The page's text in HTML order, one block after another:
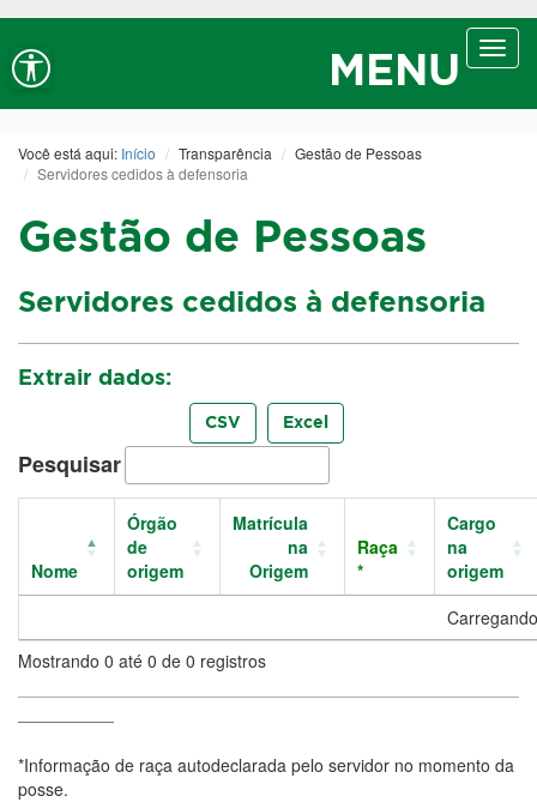
Ir ao conteúdo Alt+1 Ir ao menu Alt+2 Ir à busca Alt+3
A-
MENU
Você está aqui: Início Transparência
Gestão de Pessoas
Servidores cedidos à defensoria
Gestão de Pessoas
Servidores cedidos à defensoria
Extrair dados:
CSV Excel
Pesquisar
Nome
Órgão
de
origem
Matrícula
na
Origem
Raça
*
Cargo
na
origem
Mostrando 0 até 0 de 0 registros
*Informação de raça autodeclarada pelo servidor no momento da
posse.